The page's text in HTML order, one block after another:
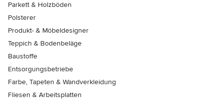
Parkett & Holzböden
Polsterer
Produkt- & Möbeldesigner
Teppich & Bodenbeläge
Baustoffe
Entsorgungsbetriebe
Farbe, Tapeten & Wandverkleidung
Fliesen & Arbeitsplatten